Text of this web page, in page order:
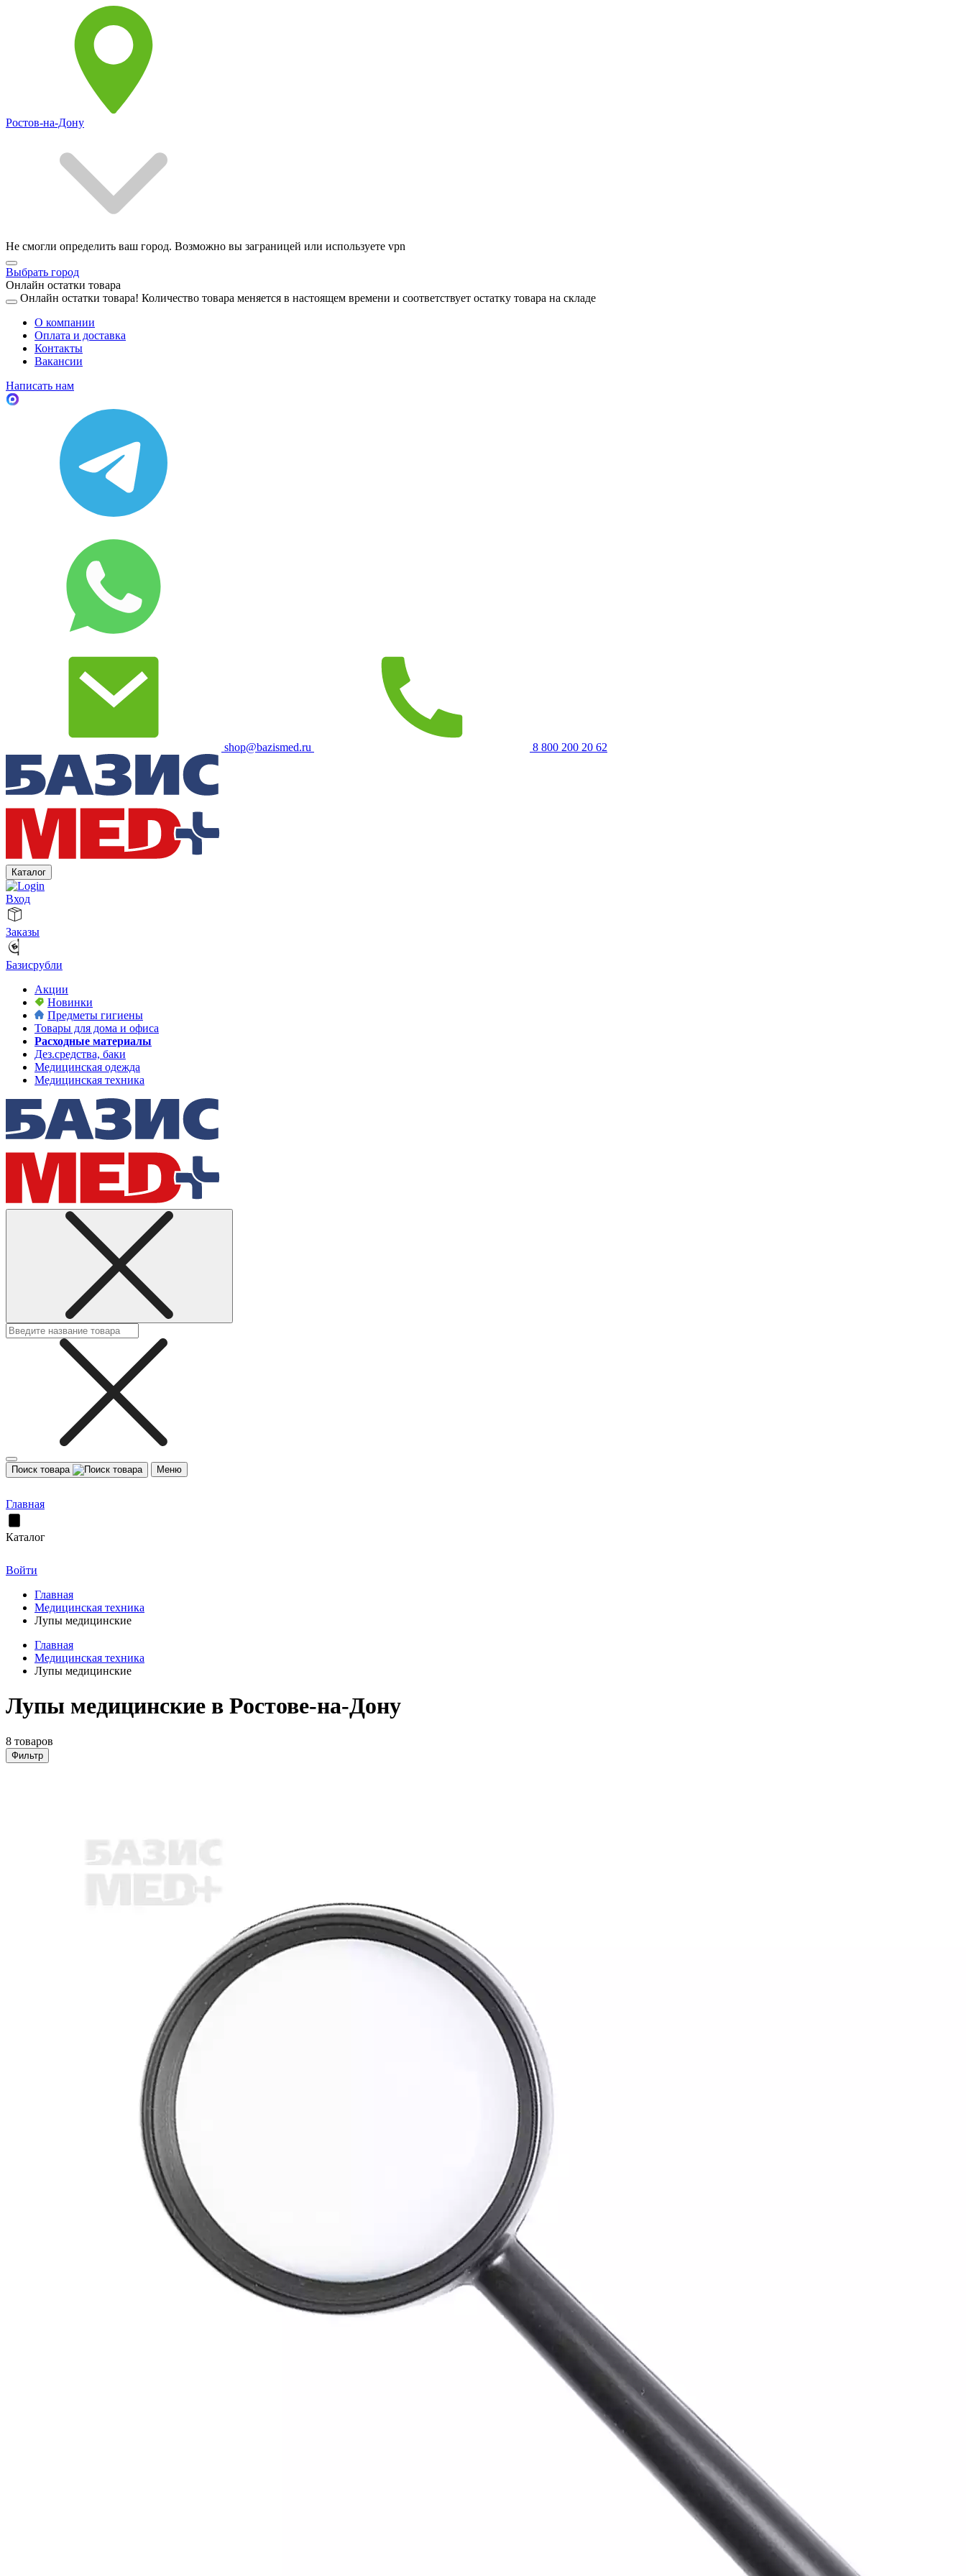
Ростов-на-Дону
Не смогли определить ваш город. Возможно вы заграницей или используете vpn
Выбрать город
Онлайн остатки товара
Онлайн остатки товара! Количество товара меняется в настоящем времени и соответствует остатку товара на складе
О компании
Оплата и доставка
Контакты
Вакансии
Написать нам
shop@bazismed.ru 8 800 200 20 62
Каталог
Вход
Заказы
Базисрубли
Акции
Новинки
Предметы гигиены
Товары для дома и офиса
Расходные материалы
Дез.средства, баки
Медицинская одежда
Медицинская техника
Поиск товара Меню
Главная
Каталог
Войти
Главная
Медицинская техника
Лупы медицинские
Главная
Медицинская техника
Лупы медицинские
Лупы медицинские в Ростове-на-Дону
8 товаров
Фильтр